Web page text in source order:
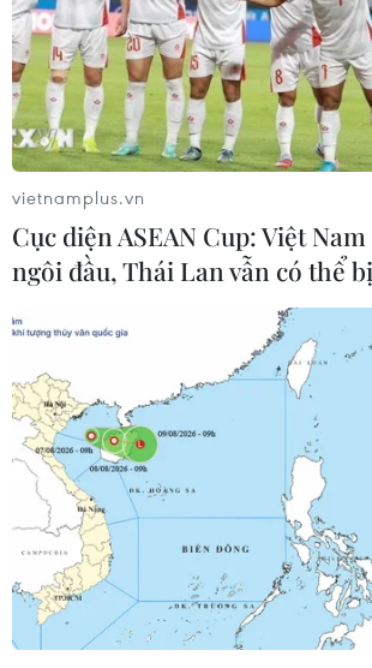
vietnamplus.vn
Cục diện ASEAN Cup: Việt
ngôi đầu, Thái Lan vẫn có thể